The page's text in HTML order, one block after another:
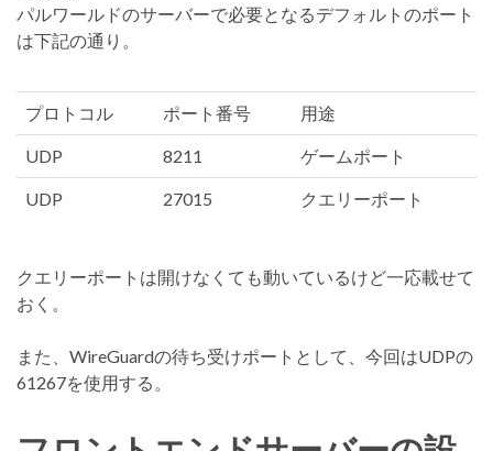
パルワールドのサーバーで必要となるデフォルトのポート
は下記の通り。
プロトコル ポート番号 用途
UDP 8211 ゲームポート
UDP 27015 クエリーポート
クエリーポートは開けなくても動いているけど一応載せて
おく。
また、WireGuardの待ち受けポートとして、今回はUDPの
61267を使用する。